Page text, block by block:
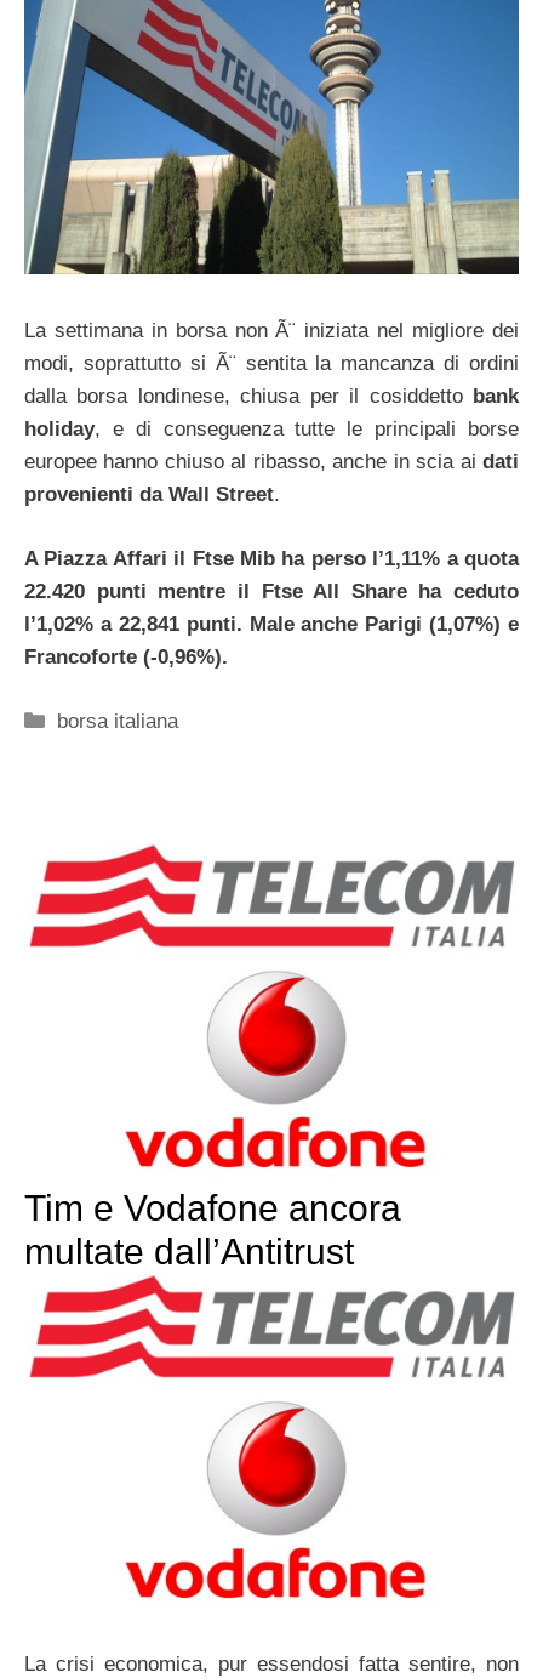
La settimana in borsa non Ã¨ iniziata nel migliore dei
modi, soprattutto si Ã¨ sentita la mancanza di ordini
dalla borsa londinese, chiusa per il cosiddetto bank
holiday, e di conseguenza tutte le principali borse
europee hanno chiuso al ribasso, anche in scia ai dati
provenienti da Wall Street.
A Piazza Affari il Ftse Mib ha perso l’1,11% a quota
22.420 punti mentre il Ftse All Share ha ceduto
l’1,02% a 22,841 punti. Male anche Parigi (1,07%) e
Francoforte (-0,96%).
Categorie
borsa italiana
Tim e Vodafone ancora
multate dall’Antitrust
La crisi economica, pur essendosi fatta sentire, non